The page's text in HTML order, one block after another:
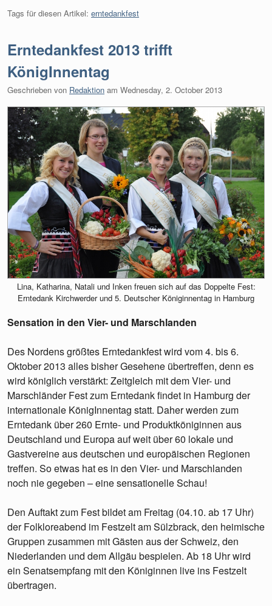
Tags für diesen Artikel: erntedankfest
Erntedankfest 2013 trifft
KönigInnentag
Geschrieben von Redaktion am Wednesday, 2. October 2013
Lina, Katharina, Natali und Inken freuen sich auf das Doppelte Fest:
Erntedank Kirchwerder und 5. Deutscher Königinnentag in Hamburg
Sensation in den Vier- und Marschlanden
Des Nordens größtes Erntedankfest wird vom 4. bis 6.
Oktober 2013 alles bisher Gesehene übertreffen, denn es
wird königlich verstärkt: Zeitgleich mit dem Vier- und
Marschländer Fest zum Erntedank findet in Hamburg der
internationale KönigInnentag statt. Daher werden zum
Erntedank über 260 Ernte- und Produktköniginnen aus
Deutschland und Europa auf weit über 60 lokale und
Gastvereine aus deutschen und europäischen Regionen
treffen. So etwas hat es in den Vier- und Marschlanden
noch nie gegeben – eine sensationelle Schau!
Den Auftakt zum Fest bildet am Freitag (04.10. ab 17 Uhr)
der Folkloreabend im Festzelt am Sülzbrack, den heimische
Gruppen zusammen mit Gästen aus der Schweiz, den
Niederlanden und dem Allgäu bespielen. Ab 18 Uhr wird
ein Senatsempfang mit den Königinnen live ins Festzelt
übertragen.